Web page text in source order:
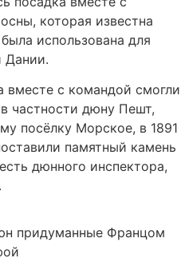
придуманные Францом
которая известна
использована для
Дании.
вместе с командой смогли
частности дюну Пешт,
посёлку Морское, в 1891
памятный камень
дюнного инспектора,